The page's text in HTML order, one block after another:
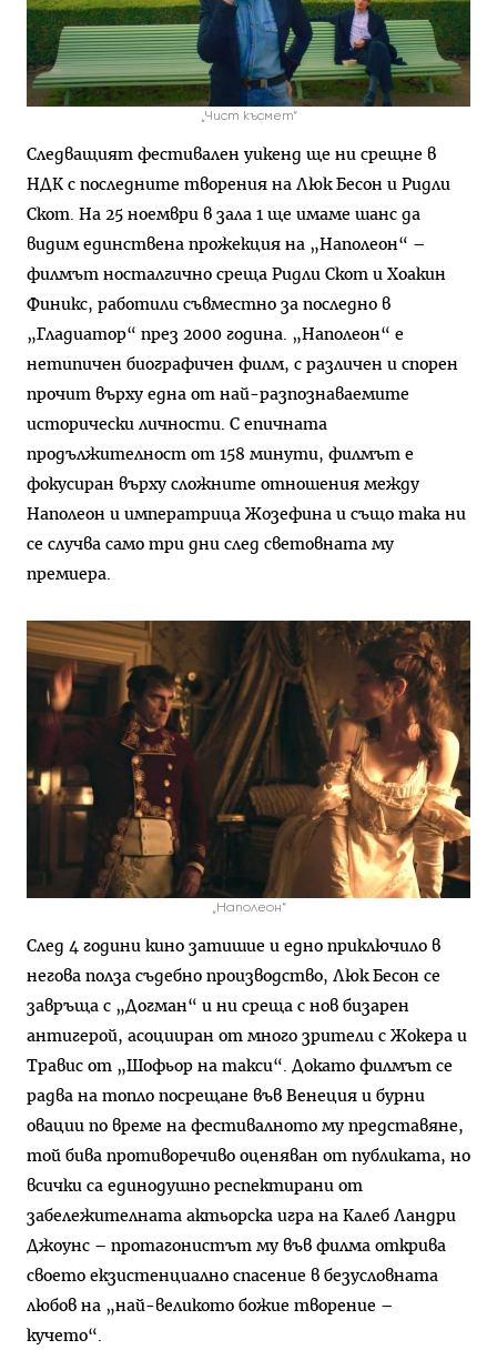
„Чист късмет“
Следващият фестивален уикенд ще ни срещне в
НДК с последните творения на Люк Бесон и Ридли
Скот. На 25 ноември в зала 1 ще имаме шанс да
видим единствена прожекция на „Наполеон“ –
филмът носталгично среща Ридли Скот и Хоакин
Финикс, работили съвместно за последно в
„Гладиатор“ през 2000 година. „Наполеон“ е
нетипичен биографичен филм, с различен и спорен
прочит върху една от най-разпознаваемите
исторически личности. С епичната
продължителност от 158 минути, филмът е
фокусиран върху сложните отношения между
Наполеон и императрица Жозефина и също така ни
се случва само три дни след световната му
премиера.
„Наполеон“
След 4 години кино затишие и едно приключило в
негова полза съдебно производство, Люк Бесон се
завръща с „Догман“ и ни среща с нов бизарен
антигерой, асоцииран от много зрители с Жокера и
Травис от „Шофьор на такси“. Докато филмът се
радва на топло посрещане във Венеция и бурни
овации по време на фестивалното му представяне,
той бива противоречиво оценяван от публиката, но
всички са единодушно респектирани от
забележителната актьорска игра на Калеб Ландри
Джоунс – протагонистът му във филма открива
своето екзистенциално спасение в безусловната
любов на „най-великото божие творение –
кучето“.